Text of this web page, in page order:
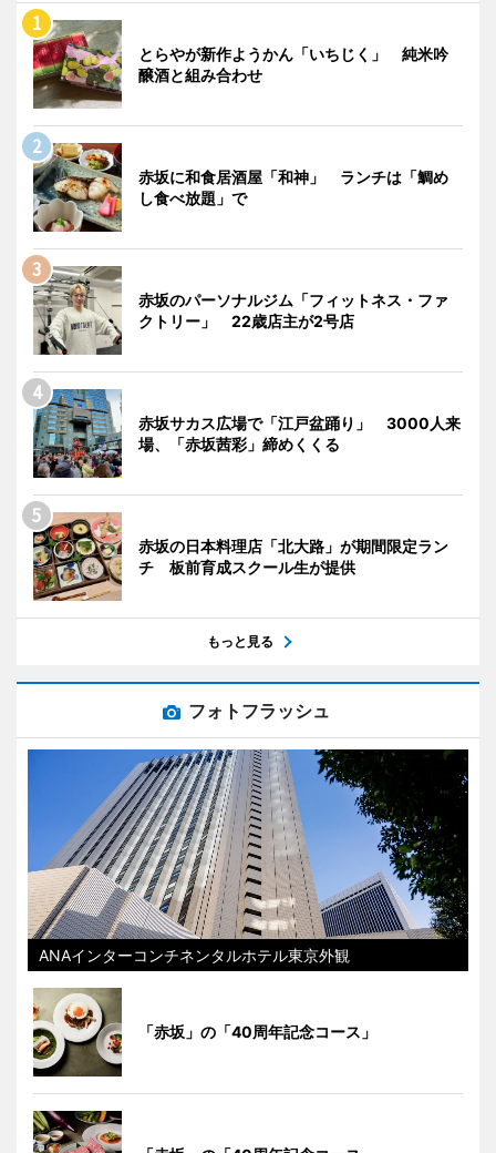
とらやが新作ようかん「いちじく」 純米吟
醸酒と組み合わせ
赤坂に和食居酒屋「和神」 ランチは「鯛め
し食べ放題」で
赤坂のパーソナルジム「フィットネス・ファ
クトリー」 22歳店主が2号店
赤坂サカス広場で「江戸盆踊り」 3000人来
場、「赤坂茜彩」締めくくる
赤坂の日本料理店「北大路」が期間限定ラン
チ 板前育成スクール生が提供
もっと見る
フォトフラッシュ
ANAインターコンチネンタルホテル東京外観
「赤坂」の「40周年記念コース」